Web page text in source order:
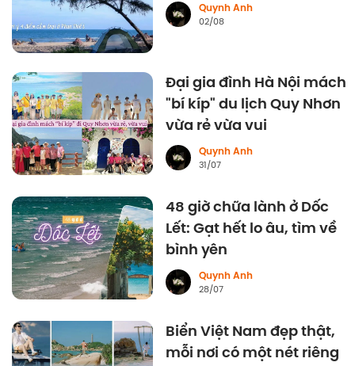
Quynh Anh
02/08
Đại gia đình Hà Nội mách
"bí kíp" du lịch Quy Nhơn
vừa rẻ vừa vui
Quynh Anh
31/07
48 giờ chữa lành ở Dốc
Lết: Gạt hết lo âu, tìm về
bình yên
Quynh Anh
28/07
Biển Việt Nam đẹp thật,
mỗi nơi có một nét riêng